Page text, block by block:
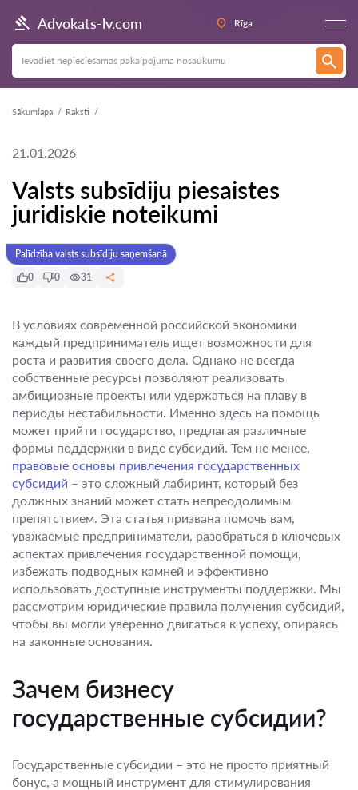
Advokats-lv.com Rīga
Sākumlapa Raksti
21.01.2026
Valsts subsīdiju piesaistes
juridiskie noteikumi
Palīdzība valsts subsīdiju saņemšanā
0
0 31
В условиях современной российской экономики
каждый предприниматель ищет возможности для
роста и развития своего дела. Однако не всегда
собственные ресурсы позволяют реализовать
амбициозные проекты или удержаться на плаву в
периоды нестабильности. Именно здесь на помощь
может прийти государство, предлагая различные
формы поддержки в виде субсидий. Тем не менее,
правовые основы привлечения государственных
субсидий – это сложный лабиринт, который без
должных знаний может стать непреодолимым
препятствием. Эта статья призвана помочь вам,
уважаемые предприниматели, разобраться в ключевых
аспектах привлечения государственной помощи,
избежать подводных камней и эффективно
использовать доступные инструменты поддержки. Мы
рассмотрим юридические правила получения субсидий,
чтобы вы могли уверенно двигаться к успеху, опираясь
на законные основания.
Зачем бизнесу
государственные субсидии?
Государственные субсидии – это не просто приятный
бонус, а мощный инструмент для стимулирования